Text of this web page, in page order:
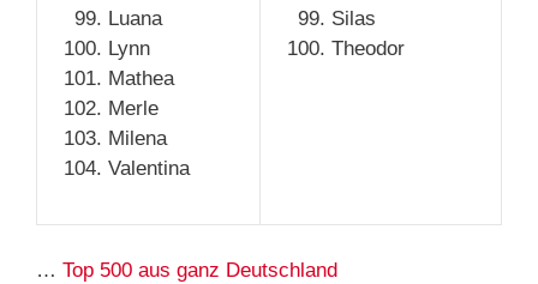
Luana
Lynn
Mathea
Merle
Milena
Valentina
Silas
Theodor
… Top 500 aus ganz Deutschland